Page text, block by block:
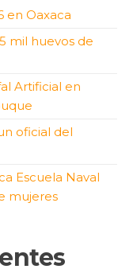
en Oaxaca
mil huevos de
Artificial en
oficial del
Escuela Naval
mujeres